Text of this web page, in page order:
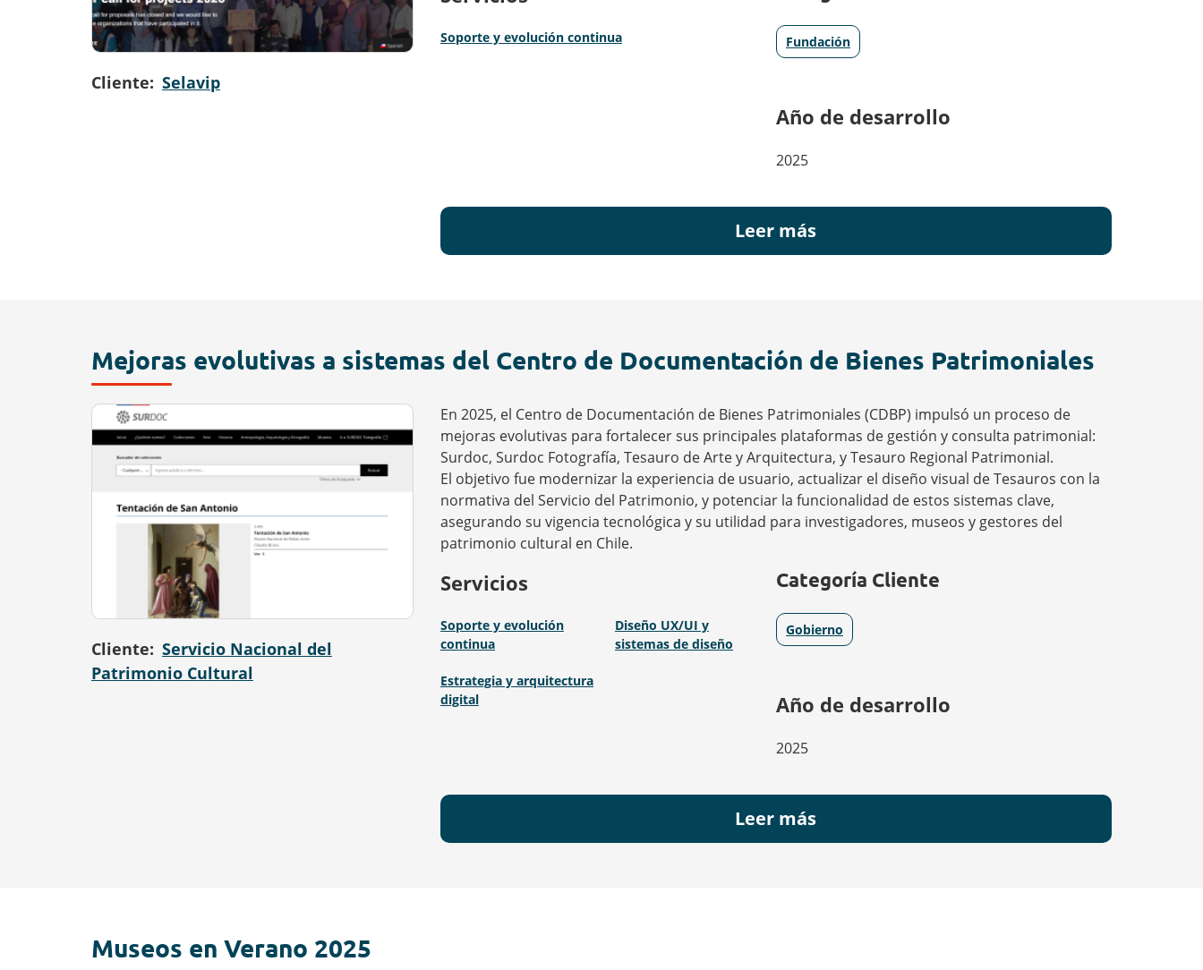
Cliente Selavip
Soporte y evolución continua Fundación
Año de desarrollo
2025
Leer más
Mejoras evolutivas a sistemas del Centro de Documentación de Bienes Patrimoniales
Cliente
Servicio Nacional del
Patrimonio Cultural
En 2025, el Centro de Documentación de Bienes Patrimoniales (CDBP) impulsó un proceso de
mejoras evolutivas para fortalecer sus principales plataformas de gestión y consulta patrimonial:
Surdoc, Surdoc Fotografía, Tesauro de Arte y Arquitectura, y Tesauro Regional Patrimonial.
El objetivo fue modernizar la experiencia de usuario, actualizar el diseño visual de Tesauros con la
normativa del Servicio del Patrimonio, y potenciar la funcionalidad de estos sistemas clave,
asegurando su vigencia tecnológica y su utilidad para investigadores, museos y gestores del
patrimonio cultural en Chile.
Servicios
Soporte y evolución
continua
Diseño UX/UI y
sistemas de diseño
Estrategia y arquitectura
digital
Categoría Cliente
Gobierno
Año de desarrollo
2025
Leer más
Museos en Verano 2025